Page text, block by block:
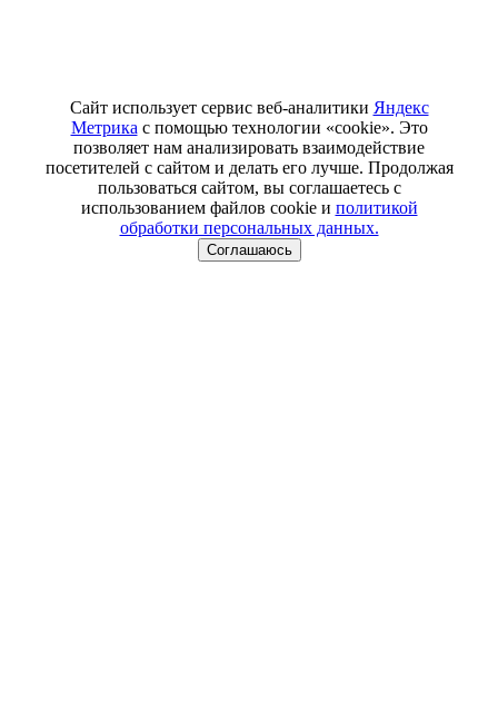
Сайт использует сервис веб-аналитики Яндекс
Метрика с помощью технологии «cookie». Это
позволяет нам анализировать взаимодействие
посетителей с сайтом и делать его лучше. Продолжая
пользоваться сайтом, вы соглашаетесь с
использованием файлов cookie и политикой
обработки персональных данных.
Соглашаюсь